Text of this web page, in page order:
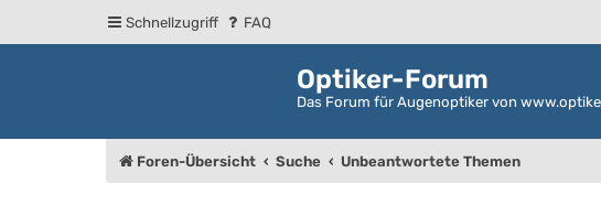
Schnellzugriff FAQ
Optiker-Forum
Das Forum für Augenoptiker von
Foren-Übersicht Suche Unbeantwortete Themen